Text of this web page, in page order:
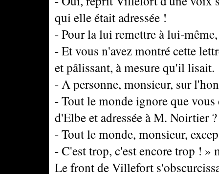
qui elle était adressée !
- Pour la lui remettre à lui-
- Et vous n'avez montré cette
et pâlissant, à mesure qu'il lisait.
- A personne, monsieur, sur
- Tout le monde ignore que
d'Elbe et adressée à M. Noirtier ?
- Tout le monde, monsieur,
- C'est trop, c'est encore trop !
Le front de Villefort